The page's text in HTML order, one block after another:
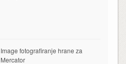
Image fotografiranje hrane za
Mercator